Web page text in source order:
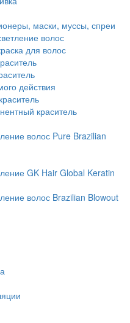
маски, муссы, спреи
волос
для волос
действия
краситель
волос Pure Brazilian
GK Hair Global Keratin
волос Brazilian Blowout